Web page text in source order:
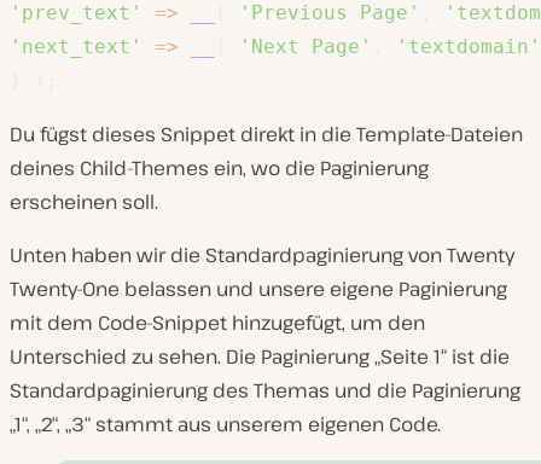
'prev_text'
=> 'Previous Page'
'next_text'
=> 'Next Page'
'textdomain'
Du fügst dieses Snippet direkt in die Template-Dateien
deines Child-Themes ein, wo die Paginierung
erscheinen soll.
Unten haben wir die Standardpaginierung von Twenty
Twenty-One belassen und unsere eigene Paginierung
mit dem Code-Snippet hinzugefügt, um den
Unterschied zu sehen. Die Paginierung „Seite 1“ ist die
Standardpaginierung des Themas und die Paginierung
„1“, „2“, „3“ stammt aus unserem eigenen Code.